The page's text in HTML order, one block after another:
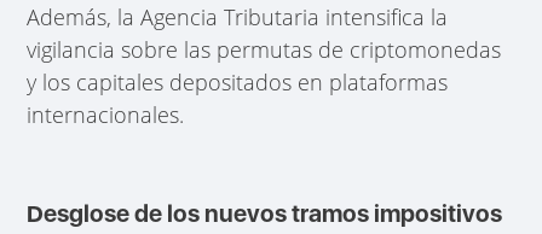
Además, la Agencia Tributaria intensifica la
vigilancia sobre las permutas de criptomonedas
y los capitales depositados en plataformas
internacionales.
Desglose de los nuevos tramos impositivos